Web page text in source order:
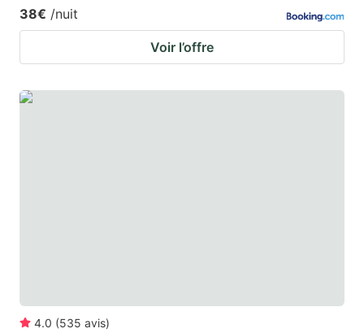
38€ /nuit
Voir l’offre
4.0 (535 avis)